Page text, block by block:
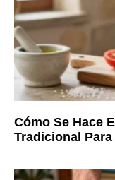
Cómo Se Hace
Tradicional